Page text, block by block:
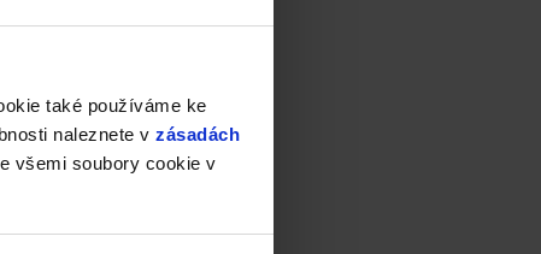
také používáme ke
naleznete v zásadách
všemi soubory cookie v